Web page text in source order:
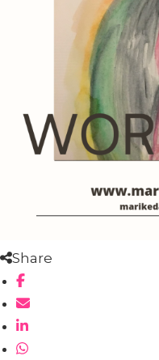
Share